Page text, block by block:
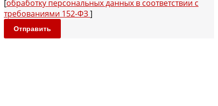
[обработку персональных данных в соответствии с
требованиями 152-ФЗ]
Отправить